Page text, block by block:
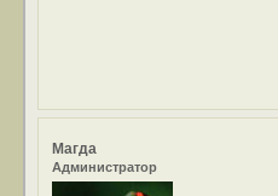
Магда
Администратор